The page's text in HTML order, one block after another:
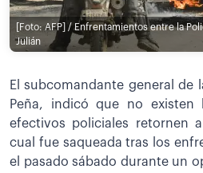
[Foto: AFP] / Enfrentamientos entre la
Julián
El subcomandante general de
Peña, indicó que no existen
efectivos policiales retornen
cual fue saqueada tras los
el pasado sábado durante un